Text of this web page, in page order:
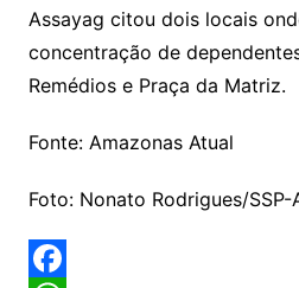
Assayag citou dois locais
concentração de
Remédios e Praça da Matriz.
Fonte: Amazonas Atual
Foto: Nonato Rodrigues/SSP-